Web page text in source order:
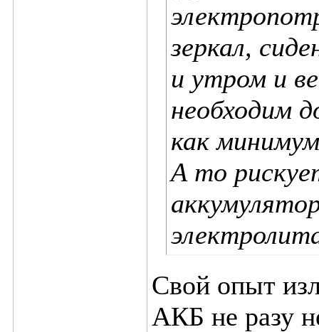
зеркал,
и утром и
необходим
как
А то
Свой опыт
АКБ не разу